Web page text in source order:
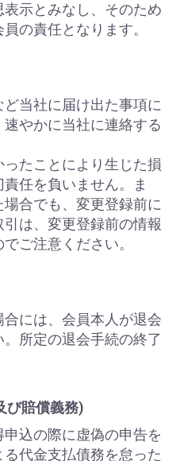
示とみなし、そのため
の責任となります。
当社に届け出た事項に
やかに当社に連絡する
たことにより生じた損
任を負いません。ま
合でも、変更登録前に
は、変更登録前の情報
ご注意ください。
には、会員本人が退会
所定の退会手続の終了
び賠償義務)
込の際に虚偽の申告を
代金支払債務を怠った